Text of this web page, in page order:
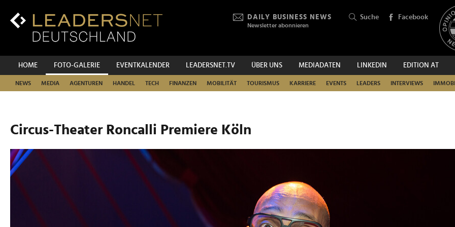
Inhalt
Hauptnavigation
DAILY BUSINESS NEWS
Newsletter abonnieren
Suche Facebook
HOME FOTO-GALERIE EVENTKALENDER LEADERSNET.TV ÜBER UNS MEDIADATEN LINKEDIN EDITION AT
NEWS MEDIA AGENTUREN HANDEL TECH FINANZEN MOBILITÄT TOURISMUS KARRIERE EVENTS LEADERS INTERVIEWS
SUCHEN
Circus-Theater Roncalli Premiere Köln